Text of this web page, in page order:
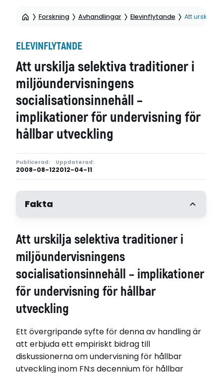
Forskning Avhandlingar Elevinflytande Att urskilja
ELEVINFLYTANDE
Att urskilja selektiva traditioner i
miljöundervisningens
socialisationsinnehåll –
implikationer för undervisning för
hållbar utveckling
Publicerad:
2008-08-12
Uppdaterad:
2012-04-11
Fakta
Per Sund
Handledare
Professor Per-Olof Wickman, Stockholms
universitet
Opponent
Professor Bjarne Bruun Jensen, Denmarks
pedagogiske Universitetsskole, Danmark
MdH – Mälardalens högskola
Disputationsdag
2008-10-17
Titel (se)
Att urskilja selektiva traditioner i
miljöundervisningens
socialisationsinnehåll – implikationer
för undervisning för hållbar
utveckling
Ett övergripande syfte för denna av handling är
att erbjuda ett empiriskt bidrag till
diskussionerna om undervisning för hållbar
utveckling inom FN:s decennium för hållbar